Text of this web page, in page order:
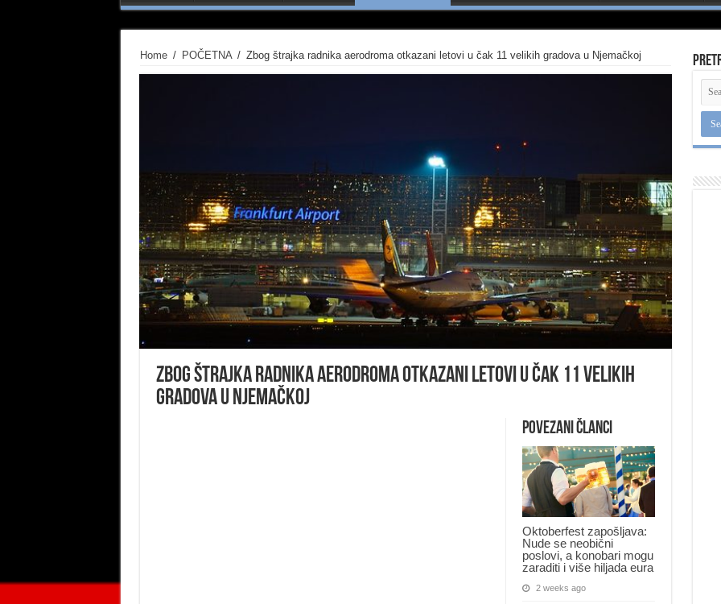
Home / POČETNA / Zbog štrajka radnika aerodroma otkazani letovi u čak 11 velikih gradova u Njemačkoj
Zbog štrajka radnika aerodroma otkazani letovi u čak 11 velikih
gradova u Njemačkoj
Povezani članci
Oktoberfest zapošljava:
Nude se neobični
poslovi, a konobari mogu
zaraditi i više hiljada eura
2 weeks ago